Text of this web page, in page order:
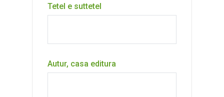
Tetel e suttetel
Autur, casa editura